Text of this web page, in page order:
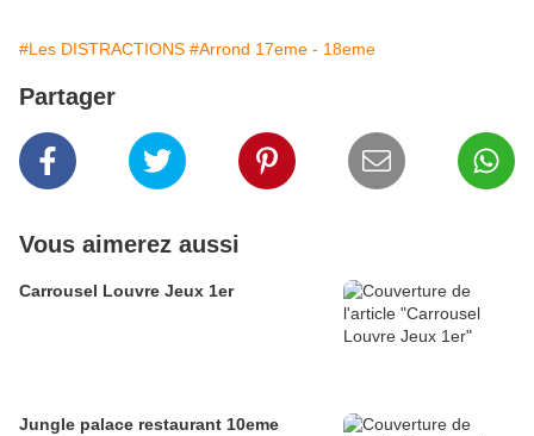
#Les DISTRACTIONS #Arrond 17eme - 18eme
Partager
Vous aimerez aussi
Carrousel Louvre Jeux 1er
Jungle palace restaurant 10eme